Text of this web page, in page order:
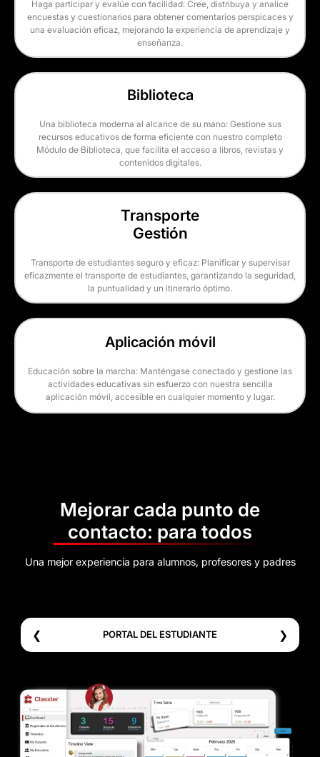
Haga participar y evalúe con facilidad: Cree, distribuya y analice
encuestas y cuestionarios para obtener comentarios perspicaces y
una evaluación eficaz, mejorando la experiencia de aprendizaje y
enseñanza.
Biblioteca
Una biblioteca moderna al alcance de su mano: Gestione sus
recursos educativos de forma eficiente con nuestro completo
Módulo de Biblioteca, que facilita el acceso a libros, revistas y
contenidos digitales.
Transporte
Gestión
Transporte de estudiantes seguro y eficaz: Planificar y supervisar
eficazmente el transporte de estudiantes, garantizando la seguridad,
la puntualidad y un itinerario óptimo.
Aplicación móvil
Educación sobre la marcha: Manténgase conectado y gestione las
actividades educativas sin esfuerzo con nuestra sencilla
aplicación móvil, accesible en cualquier momento y lugar.
Mejorar cada punto de
contacto: para todos
Una mejor experiencia para alumnos, profesores y padres
❮ PORTAL DEL ESTUDIANTE ❯